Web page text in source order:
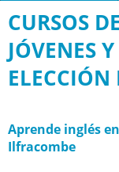
CURSOS
JÓVENES
Aprende inglés
Ilfracombe